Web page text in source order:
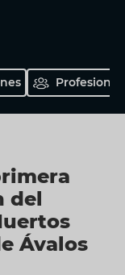
del
Ávalos